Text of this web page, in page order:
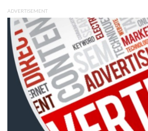
ADVERTISEMENT